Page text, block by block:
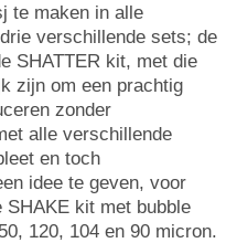
te maken in alle
verschillende sets; de
SHATTER kit, met die
zijn om een prachtig
zonder
alle verschillende
en toch
idee te geven, voor
SHAKE kit met bubble
120, 104 en 90 micron.